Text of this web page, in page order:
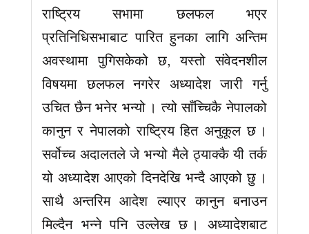
राष्ट्रिय सभामा छलफल भएर
प्रतिनिधिसभाबाट पारित हुनका लागि अन्तिम
अवस्थामा पुगिसकेको छ, यस्तो संवेदनशील
विषयमा छलफल नगरेर अध्यादेश जारी गर्नु
उचित छैन भनेर भन्यो । त्यो साँच्चिकै नेपालको
कानुन र नेपालको राष्ट्रिय हित अनुकूल छ ।
सर्वोच्च अदालतले जे भन्यो मैले ठ्याक्कै यी तर्क
यो अध्यादेश आएको दिनदेखि भन्दै आएको छु ।
साथै अन्तरिम आदेश ल्याएर कानुन बनाउन
मिल्दैन भन्ने पनि उल्लेख छ । अध्यादेशबाट